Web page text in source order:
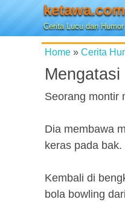
ketawa.com
Cerita Lucu dan
Home » Cerita
Seorang montir
Dia membawa
keras pada bak.
Kembali di
bola bowling